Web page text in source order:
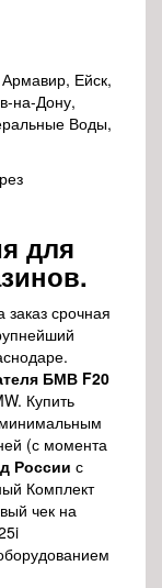
Ейск,
на-Дону,
Воды,
для
заказ срочная
БМВ F20
Купить
минимальным
(с момента
России с
Комплект
чек на